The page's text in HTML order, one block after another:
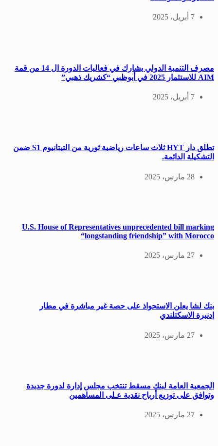
7 أبريل، 2025
مصرف التنمية الدولي يشارك في فعاليات الدورة ال 14 من قمة
AIM للاستثمار 2025 في أبوظبي “كشريك ذهبي”
7 أبريل، 2025
تطلق دار HYT ثلاث ساعات رياضية ثورية من التيتانيوم S1 ضمن
التشكيلة الدائمة.
28 مارس، 2025
U.S. House of Representatives unprecedented bill marking
“longstanding friendship” with Morocco
27 مارس، 2025
بنك لشا يعلن الاستحواذ على حصة غير مباشرة في مطار
إدنبرة الاسكتلندي
27 مارس، 2025
الجمعية العامة لبنك مسقط تنتخب مجلس إدارة لدورة جديدة
وتوافق على توزيع أرباح نقدية عـلى المساهمين
27 مارس، 2025